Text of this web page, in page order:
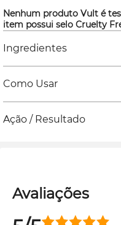
Nenhum produto Vult é
item possui selo Cruelty
Ingredientes
Como Usar
Ação / Resultado
Avaliações